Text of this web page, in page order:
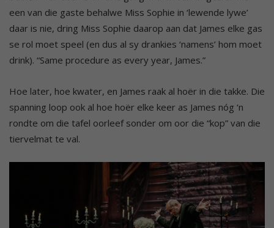
een van die gaste behalwe Miss Sophie in ‘lewende lywe’
daar is nie, dring Miss Sophie daarop aan dat James elke gas
se rol moet speel (en dus al sy drankies ‘namens’ hom moet
drink). “Same procedure as every year, James.”
Hoe later, hoe kwater, en James raak al hoër in die takke. Die
spanning loop ook al hoe hoër elke keer as James nóg ‘n
rondte om die tafel oorleef sonder om oor die “kop” van die
tiervelmat te val.